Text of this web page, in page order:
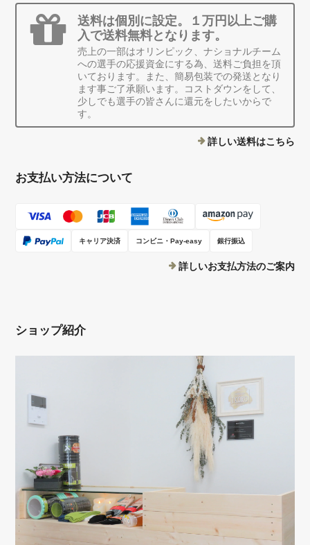
送料は個別に設定。１万円以上ご購
入で送料無料となります。
売上の一部はオリンピック、ナショナルチーム
への選手の応援資金にする為、送料ご負担を頂
いております。また、簡易包装での発送となり
ます事ご了承願います。コストダウンをして、
少しでも選手の皆さんに還元をしたいからで
す。
詳しい送料はこちら
お支払い方法について
キャリア決済 コンビニ・Pay-easy 銀行振込
詳しいお支払方法のご案内
ショップ紹介